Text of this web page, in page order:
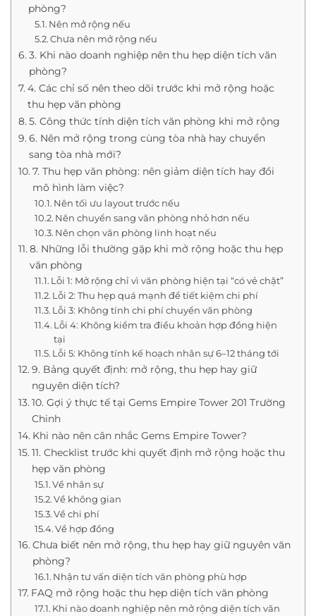
phòng?
Nên mở rộng nếu
Chưa nên mở rộng nếu
3. Khi nào doanh nghiệp nên thu hẹp diện tích văn
phòng?
4. Các chỉ số nên theo dõi trước khi mở rộng hoặc
thu hẹp văn phòng
5. Công thức tính diện tích văn phòng khi mở rộng
6. Nên mở rộng trong cùng tòa nhà hay chuyển
sang tòa nhà mới?
7. Thu hẹp văn phòng: nên giảm diện tích hay đổi
mô hình làm việc?
Nên tối ưu layout trước nếu
Nên chuyển sang văn phòng nhỏ hơn nếu
Nên chọn văn phòng linh hoạt nếu
8. Những lỗi thường gặp khi mở rộng hoặc thu hẹp
văn phòng
Lỗi 1: Mở rộng chỉ vì văn phòng hiện tại “có vẻ chật”
Lỗi 2: Thu hẹp quá mạnh để tiết kiệm chi phí
Lỗi 3: Không tính chi phí chuyển văn phòng
Lỗi 4: Không kiểm tra điều khoản hợp đồng hiện
tại
Lỗi 5: Không tính kế hoạch nhân sự 6–12 tháng tới
9. Bảng quyết định: mở rộng, thu hẹp hay giữ
nguyên diện tích?
10. Gợi ý thực tế tại Gems Empire Tower 201 Trường
Chinh
Khi nào nên cân nhắc Gems Empire Tower?
11. Checklist trước khi quyết định mở rộng hoặc thu
hẹp văn phòng
Về nhân sự
Về không gian
Về chi phí
Về hợp đồng
Chưa biết nên mở rộng, thu hẹp hay giữ nguyên văn
phòng?
Nhận tư vấn diện tích văn phòng phù hợp
FAQ mở rộng hoặc thu hẹp diện tích văn phòng
Khi nào doanh nghiệp nên mở rộng diện tích văn